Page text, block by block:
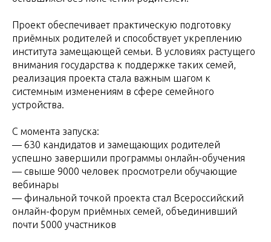
Проект обеспечивает практическую подготовку
приёмных родителей и способствует укреплению
института замещающей семьи. В условиях растущего
внимания государства к поддержке таких семей,
реализация проекта стала важным шагом к
системным изменениям в сфере семейного
устройства.
С момента запуска:
— 630 кандидатов и замещающих родителей
успешно завершили программы онлайн-обучения
— свыше 9000 человек просмотрели обучающие
вебинары
— финальной точкой проекта стал Всероссийский
онлайн-форум приёмных семей, объединивший
почти 5000 участников